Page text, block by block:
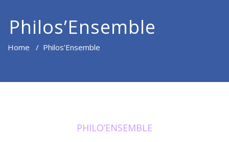
Philos’Ensemble
Home / Philos’Ensemble
PHILO’ENSEMBLE